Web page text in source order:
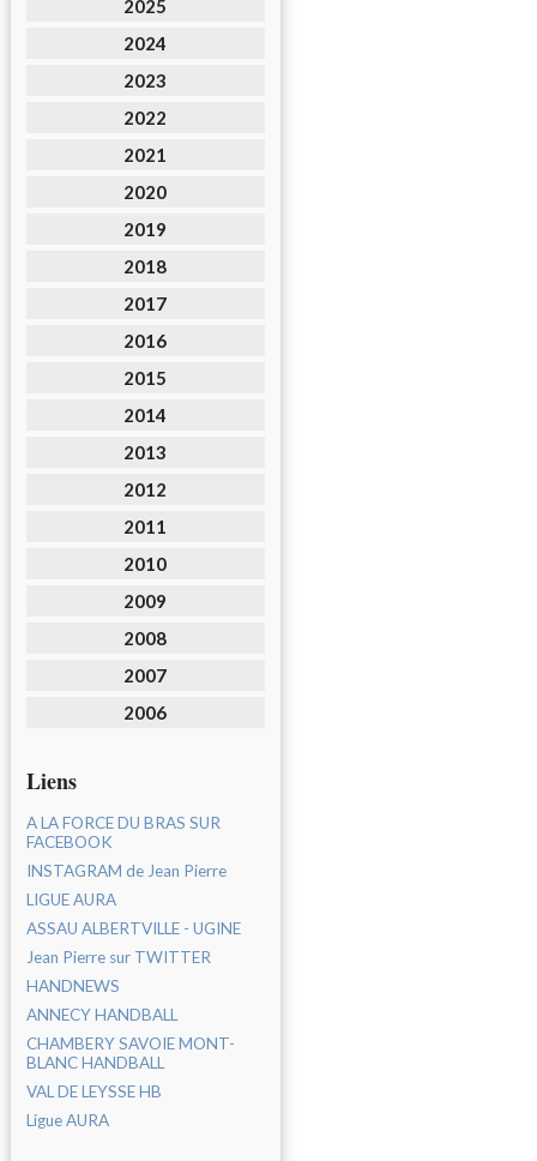
2025
2024
2023
2022
2021
2020
2019
2018
2017
2016
2015
2014
2013
2012
2011
2010
2009
2008
2007
2006
Liens
A LA FORCE DU BRAS SUR
FACEBOOK
INSTAGRAM de Jean Pierre
LIGUE AURA
ASSAU ALBERTVILLE - UGINE
Jean Pierre sur TWITTER
HANDNEWS
ANNECY HANDBALL
CHAMBERY SAVOIE MONT-
BLANC HANDBALL
VAL DE LEYSSE HB
Ligue AURA